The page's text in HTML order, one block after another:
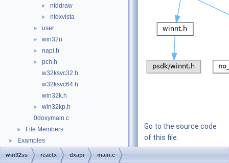
► ntddraw
► ntdxvista
► user
► win32u
► napi.h
►
pch.h
w32ksvc32.h
w32ksvc64.h
win32k.h
►
win32kp.h
0doxymain.c
► File Members
► Examples
Go to the source code
of this file.
win32ss reactx dxapi main.c